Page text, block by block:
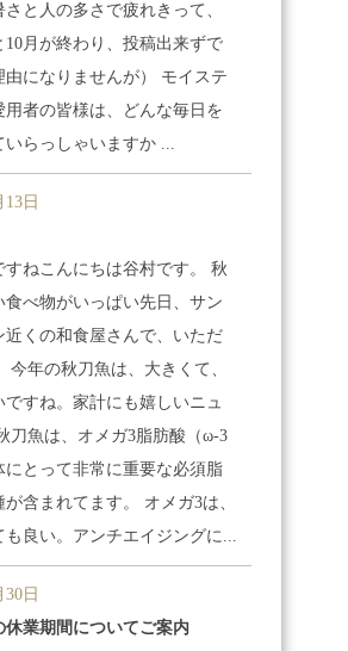
と人の多さで疲れきって、
10月が終わり、投稿出来ずで
由になりませんが） モイステ
用者の皆様は、どんな毎日を
いらっしゃいますか ...
13日
すねこんにちは谷村です。 秋
食べ物がいっぱい先日、サン
近くの和食屋さんで、いただ
今年の秋刀魚は、大きくて、
ですね。家計にも嬉しいニュ
刀魚は、オメガ3脂肪酸（ω-3
にとって非常に重要な必須脂
含まれてます。 オメガ3は、
も良い。アンチエイジングに...
30日
休業期間についてご案内